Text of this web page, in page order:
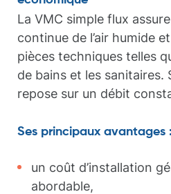
La VMC simple flux
continue de l’air humide
pièces techniques telles
de bains et les
repose sur un débit
Ses principaux avantages :
un coût d’installation
abordable,